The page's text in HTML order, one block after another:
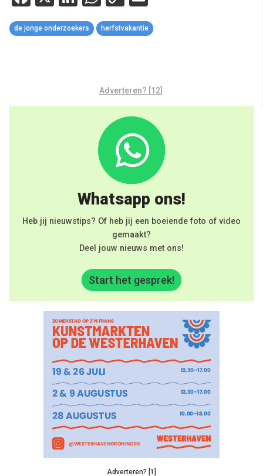
Link
de jonge onderzoekers herfstvakantie
Adverteren? [12]
Whatsapp ons!
Heb jij nieuwstips? Of heb jij een boeiende foto of video
gemaakt?
Deel jouw nieuws met ons!
Start het gesprek!
Adverteren? [1]